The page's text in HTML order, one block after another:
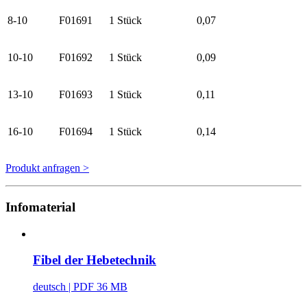
8-10 F01691 1 Stück 0,07
10-10 F01692 1 Stück 0,09
13-10 F01693 1 Stück 0,11
16-10 F01694 1 Stück 0,14
Produkt anfragen >
Infomaterial
Fibel der Hebetechnik
deutsch | PDF 36 MB